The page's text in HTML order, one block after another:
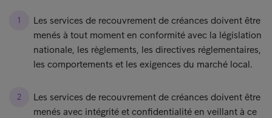
Les services de recouvrement de créances doivent être
menés à tout moment en conformité avec la législation
nationale, les règlements, les directives réglementaires,
les comportements et les exigences du marché local.
Les services de recouvrement de créances doivent être
menés avec intégrité et confidentialité en veillant à ce